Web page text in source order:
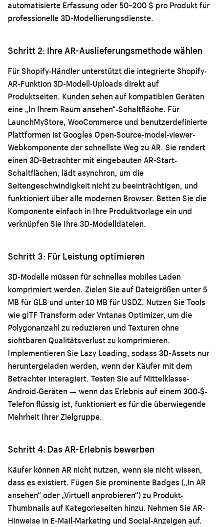
automatisierte Erfassung oder 50–200 $ pro Produkt für
professionelle 3D-Modellierungsdienste.
Schritt 2: Ihre AR-Auslieferungsmethode wählen
Für Shopify-Händler unterstützt die integrierte Shopify-
AR-Funktion 3D-Modell-Uploads direkt auf
Produktseiten. Kunden sehen auf kompatiblen Geräten
eine „In Ihrem Raum ansehen“-Schaltfläche. Für
LaunchMyStore, WooCommerce und benutzerdefinierte
Plattformen ist Googles Open-Source-model-viewer-
Webkomponente der schnellste Weg zu AR. Sie rendert
einen 3D-Betrachter mit eingebauten AR-Start-
Schaltflächen, lädt asynchron, um die
Seitengeschwindigkeit nicht zu beeinträchtigen, und
funktioniert über alle modernen Browser. Betten Sie die
Komponente einfach in Ihre Produktvorlage ein und
verknüpfen Sie Ihre 3D-Modelldateien.
Schritt 3: Für Leistung optimieren
3D-Modelle müssen für schnelles mobiles Laden
komprimiert werden. Zielen Sie auf Dateigrößen unter 5
MB für GLB und unter 10 MB für USDZ. Nutzen Sie Tools
wie glTF Transform oder Vntanas Optimizer, um die
Polygonanzahl zu reduzieren und Texturen ohne
sichtbaren Qualitätsverlust zu komprimieren.
Implementieren Sie Lazy Loading, sodass 3D-Assets nur
heruntergeladen werden, wenn der Käufer mit dem
Betrachter interagiert. Testen Sie auf Mittelklasse-
Android-Geräten — wenn das Erlebnis auf einem 300-$-
Telefon flüssig ist, funktioniert es für die überwiegende
Mehrheit Ihrer Zielgruppe.
Schritt 4: Das AR-Erlebnis bewerben
Käufer können AR nicht nutzen, wenn sie nicht wissen,
dass es existiert. Fügen Sie prominente Badges („In AR
ansehen“ oder „Virtuell anprobieren“) zu Produkt-
Thumbnails auf Kategorieseiten hinzu. Nehmen Sie AR-
Hinweise in E-Mail-Marketing und Social-Anzeigen auf.